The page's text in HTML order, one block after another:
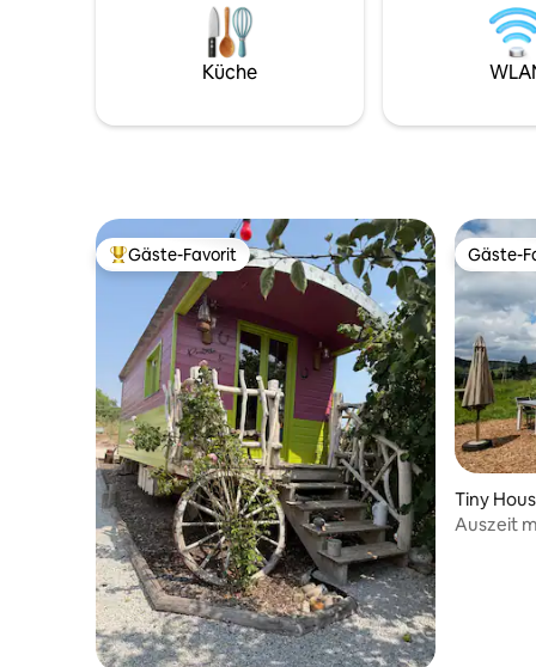
erholen. Bewundern Sie bei Einbruch der
Dunkelheit, bequem in Ihrem Bett
liegend, das faszinierende Schauspiel des
funkelnden Sternenhimmels und
und mit
werden
Mineralwasser - Gasherd
Kaffee,
Küche
Beliebter Gäste-Favorit.
Gäste-Favorit Gäste-
Gäste-
Tiny
Auszeit